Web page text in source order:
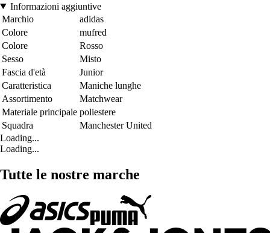
Informazioni aggiuntive
Marchio
adidas
Colore
mufred
Colore
Rosso
Sesso
Misto
Fascia d'età
Junior
Caratteristica
Maniche lunghe
Assortimento
Matchwear
Materiale principale poliestere
Squadra
Manchester United
Loading...
Loading...
Tutte le nostre marche